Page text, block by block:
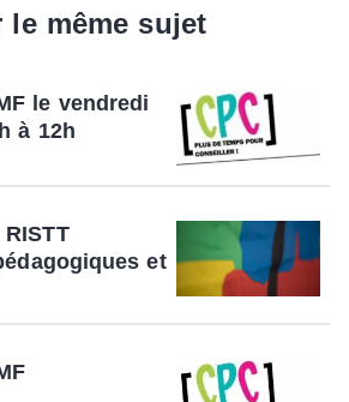
le même sujet
le vendredi
à 12h
et